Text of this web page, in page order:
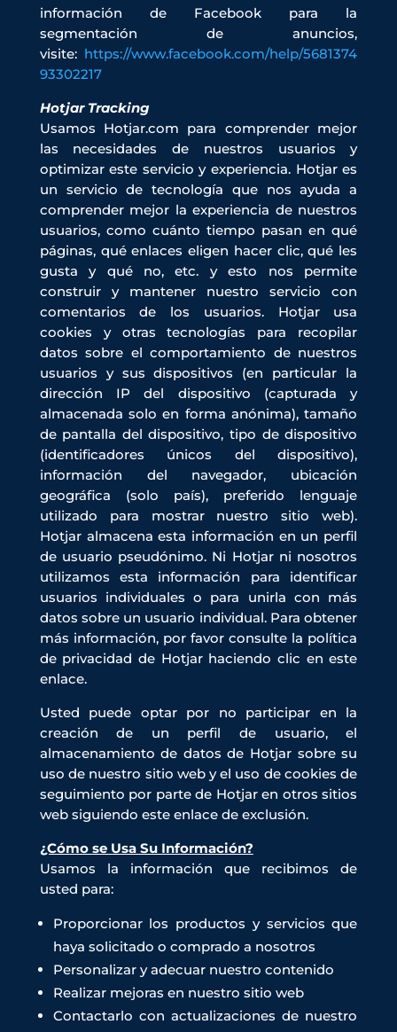
información de Facebook para la
segmentación de anuncios,
visite: https://www.facebook.com/help/5681374
93302217
Hotjar Tracking
Usamos Hotjar.com para comprender mejor
las necesidades de nuestros usuarios y
optimizar este servicio y experiencia. Hotjar es
un servicio de tecnología que nos ayuda a
comprender mejor la experiencia de nuestros
usuarios, como cuánto tiempo pasan en qué
páginas, qué enlaces eligen hacer clic, qué les
gusta y qué no, etc. y esto nos permite
construir y mantener nuestro servicio con
comentarios de los usuarios. Hotjar usa
cookies y otras tecnologías para recopilar
datos sobre el comportamiento de nuestros
usuarios y sus dispositivos (en particular la
dirección IP del dispositivo (capturada y
almacenada solo en forma anónima), tamaño
de pantalla del dispositivo, tipo de dispositivo
(identificadores únicos del dispositivo),
información del navegador, ubicación
geográfica (solo país), preferido lenguaje
utilizado para mostrar nuestro sitio web).
Hotjar almacena esta información en un perfil
de usuario pseudónimo. Ni Hotjar ni nosotros
utilizamos esta información para identificar
usuarios individuales o para unirla con más
datos sobre un usuario individual. Para obtener
más información, por favor consulte la política
de privacidad de Hotjar haciendo clic en este
enlace.
Usted puede optar por no participar en la
creación de un perfil de usuario, el
almacenamiento de datos de Hotjar sobre su
uso de nuestro sitio web y el uso de cookies de
seguimiento por parte de Hotjar en otros sitios
web siguiendo este enlace de exclusión.
¿Cómo se Usa Su Información?
Usamos la información que recibimos de
usted para:
Proporcionar los productos y servicios que
haya solicitado o comprado a nosotros
Personalizar y adecuar nuestro contenido
Realizar mejoras en nuestro sitio web
Contactarlo con actualizaciones de nuestro